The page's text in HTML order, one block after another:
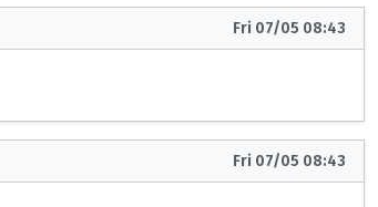
Fri 07/05 08:43
Fri 07/05 08:43